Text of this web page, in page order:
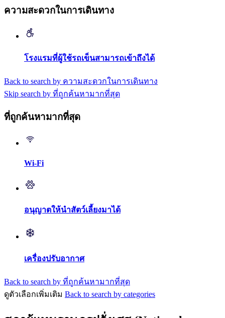
ความสะดวกในการเดินทาง
โรงแรมที่ผู้ใช้รถเข็นสามารถเข้าถึงได้
Back to search by ความสะดวกในการเดินทาง
Skip search by ที่ถูกค้นหามากที่สุด
ที่ถูกค้นหามากที่สุด
Wi-Fi
อนุญาตให้นำสัตว์เลี้ยงมาได้
เครื่องปรับอากาศ
Back to search by ที่ถูกค้นหามากที่สุด
ดูตัวเลือกเพิ่มเติม Back to search by categories